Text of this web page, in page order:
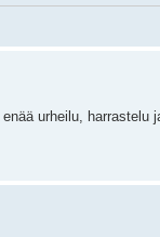
urheilu, harrastelu